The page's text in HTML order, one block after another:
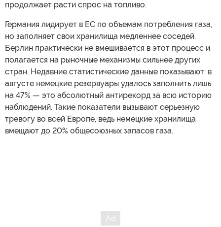
продолжает расти спрос на топливо.
Германия лидирует в ЕС по объемам потребления газа,
но заполняет свои хранилища медленнее соседей.
Берлин практически не вмешивается в этот процесс и
полагается на рыночные механизмы сильнее других
стран. Недавние статистические данные показывают: в
августе немецкие резервуары удалось заполнить лишь
на 47% — это абсолютный антирекорд за всю историю
наблюдений. Такие показатели вызывают серьезную
тревогу во всей Европе, ведь немецкие хранилища
вмещают до 20% общесоюзных запасов газа.